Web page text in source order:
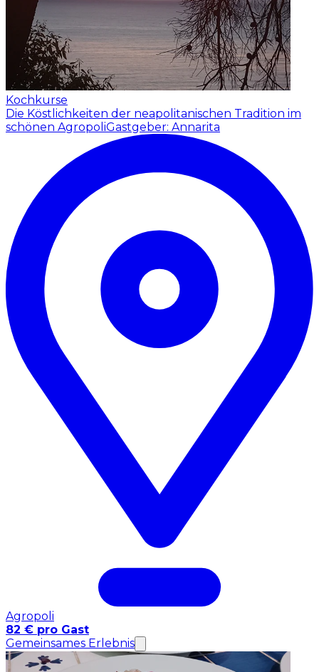
Kochkurse
Die Köstlichkeiten der neapolitanischen Tradition im
schönen AgropoliGastgeber: Annarita
Agropoli
82 € pro Gast
Gemeinsames Erlebnis